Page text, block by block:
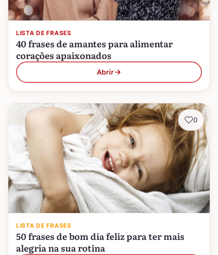
LISTA DE FRASES
40 frases de amantes para alimentar
corações apaixonados
Abrir
LISTA DE FRASES
50 frases de bom dia feliz para ter mais
alegria na sua rotina
0